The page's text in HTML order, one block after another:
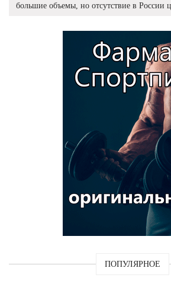
большие объемы, но отсутствие в России
ПОПУЛЯРНОЕ